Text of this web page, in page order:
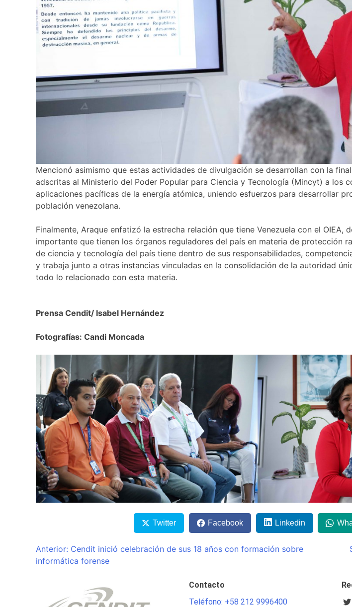
Mencionó asimismo que estas actividades de divulgación se desarrollan con la
adscritas al Ministerio del Poder Popular para Ciencia y Tecnología (Mincyt) a los
aplicaciones pacíficas de la energía atómica, uniendo esfuerzos para desarrollar
población venezolana.
Finalmente, Araque enfatizó la estrecha relación que tiene Venezuela con el OIEA,
importante que tienen los órganos reguladores del país en materia de protección
de ciencia y tecnología del país tiene dentro de sus responsabilidades,
y trabaja junto a otras instancias vinculadas en la consolidación de la autoridad
todo lo relacionado con esta materia.
Prensa Cendit/ Isabel Hernández
Fotografías: Candi Moncada
Twitter Facebook Linkedin
Navegación
de
entradas
Anterior: Cendit inició celebración de sus 18 años con formación sobre
informática forense
Contacto
Teléfono: +58 212 9996400